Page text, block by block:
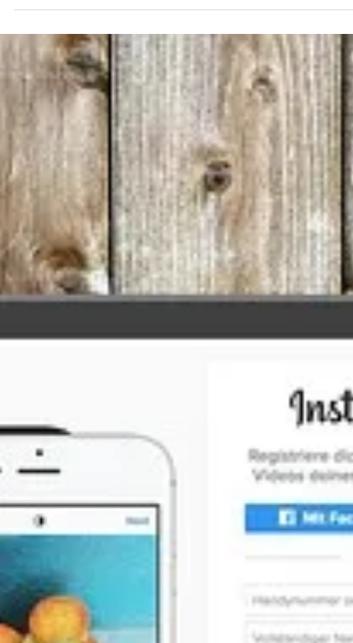
Tarık Tunç
27 Kas 2025
3 dakikada okunur
Google Ads E-ticaret Rehberi: Shopping ve Arama
Kampanyaları
Google Ads e-ticaret stratejisi; Shopping
ürün feed optimizasyonu ve Hedef ROAS teklif
stratejilerini kapsar. Satışlarınızı artırmak için bu
uygulayın.